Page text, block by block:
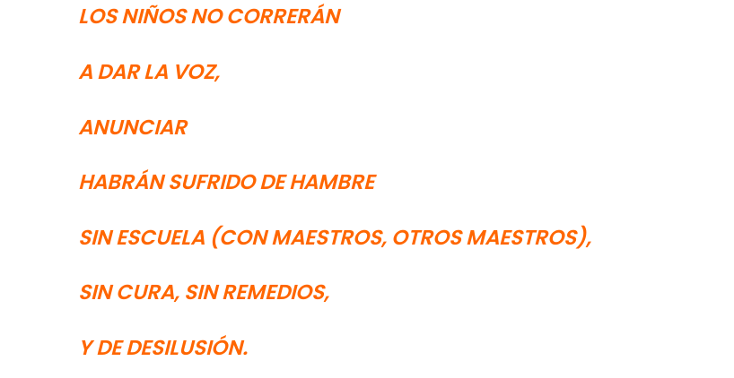
LOS NIÑOS NO CORRERÁN
A DAR LA VOZ,
ANUNCIAR
HABRÁN SUFRIDO DE HAMBRE
SIN ESCUELA (CON MAESTROS, OTROS MAESTROS),
SIN CURA, SIN REMEDIOS,
Y DE DESILUSIÓN.